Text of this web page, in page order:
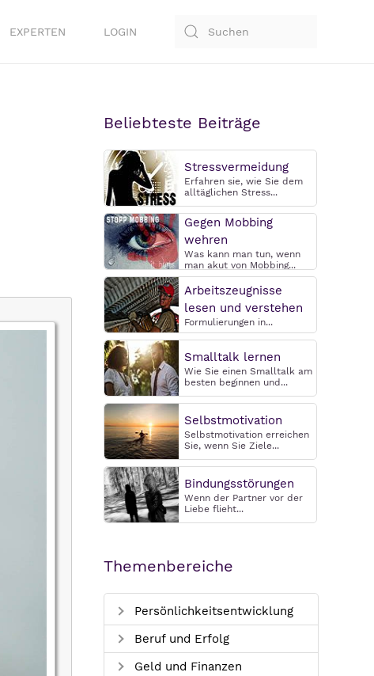
EXPERTEN LOGIN
Beliebteste Beiträge
Stressvermeidung
Erfahren sie, wie Sie dem
alltäglichen Stress...
Gegen Mobbing
wehren
Was kann man tun, wenn
man akut von Mobbing...
Arbeitszeugnisse
lesen und verstehen
Formulierungen in...
Smalltalk lernen
Wie Sie einen Smalltalk am
besten beginnen und...
Selbstmotivation
Selbstmotivation erreichen
Sie, wenn Sie Ziele...
Bindungsstörungen
Wenn der Partner vor der
Liebe flieht...
Themenbereiche
Persönlichkeitsentwicklung
Beruf und Erfolg
Geld und Finanzen